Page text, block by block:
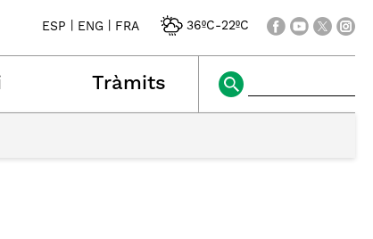
ESP ENG FRA 36ºC-22ºC
Tràmits